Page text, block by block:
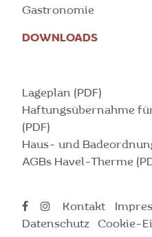
Gastronomie
DOWNLOADS
Lageplan (PDF)
Haftungsübernahme
(PDF)
Haus- und
AGBs Havel-Therme
Kontakt
Datenschutz
Cookie-